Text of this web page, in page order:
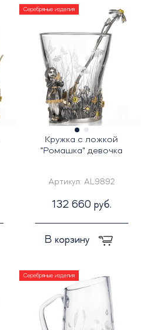
Кружка с ложкой
"Ромашка" девочка
Серебряные изделия
Артикул: AL9892
132 660 руб.
В корзину
Серебряные изделия